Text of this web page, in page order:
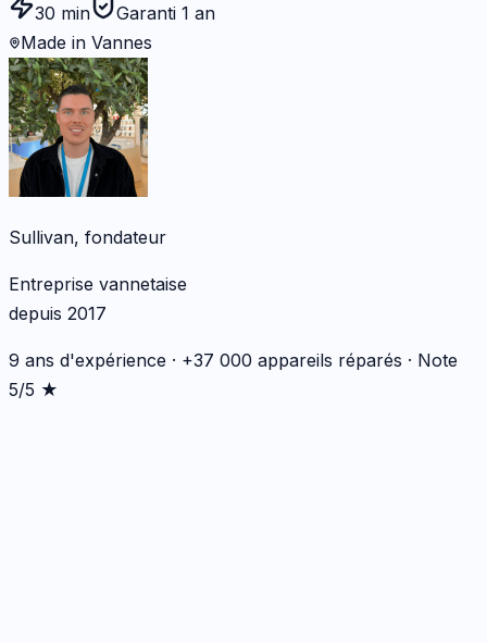
30 min
Garanti 1 an
Made in Vannes
Sullivan, fondateur
Entreprise vannetaise
depuis 2017
9 ans d'expérience · +37 000 appareils réparés · Note
5/5 ★